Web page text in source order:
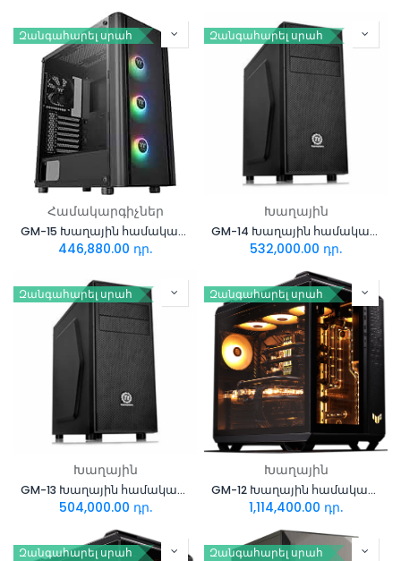
Զանգահարել սրահ
Համակարգիչներ
GM-15 Խաղային համակարգիչ Intel Core i5-14400F+Palit RTX3050 StormX 6Gb
446,880.00 դր.
Զանգահարել սրահ
Խաղային
GM-14 Խաղային համակարգիչ Intel Core I7-13700F +RTX 4060 8GB Infinity
532,000.00 դր.
Զանգահարել սրահ
Խաղային
GM-13 Խաղային համակարգիչ AMD RYZEN 5 7600X+RTX 3050 8GB
504,000.00 դր.
Զանգահարել սրահ
Խաղային
GM-12 Խաղային համակարգիչ i9+Asus TUF-RTX4060TI
1,114,400.00 դր.
Զանգահարել սրահ Զանգահարել սրահ